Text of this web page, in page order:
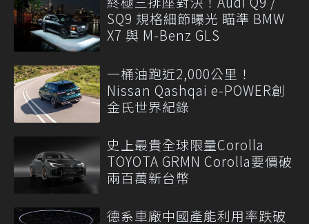
SQ9 規格細節曝光 瞄準 BMW
X7 與 M-Benz GLS
一桶油跑近2,000公里！
Nissan Qashqai e-POWER創
金氏世界紀錄
史上最貴全球限量Corolla
TOYOTA GRMN Corolla要價破
兩百萬新台幣
德系車廠中國產能利用率跌破